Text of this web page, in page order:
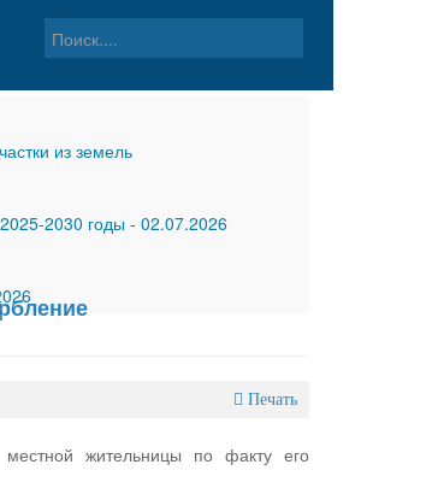
из земель
2030 годы - 02.07.2026
Печать
жительницы по факту его